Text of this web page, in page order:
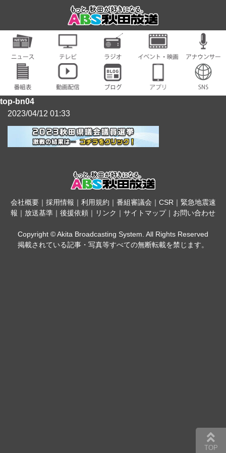
top-bn04
2023/04/12 01:33
会社概要｜ 採用情報 ｜ 利用規約 ｜ 番組審議会 ｜ CSR｜ 緊急地震速
報 ｜ 放送基準 ｜ 後援依頼 ｜ リンク ｜ サイトマップ｜ お問い合わせ
Copyright © Akita Broadcasting System. All Rights Reserved
掲載されている記事・写真等すべての無断転載を禁じます。